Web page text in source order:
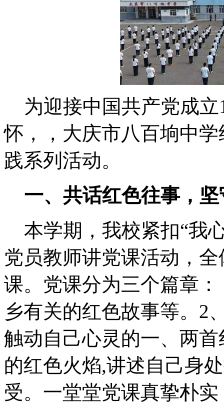
为迎接中国共产党成立
怀，，大庆市八百垧中
践系列活动。
一、共话红色往事，
本学期，我校紧扣“我
党员教师讲党课活动，
课。党课分为三个篇章
乡有关的红色故事等。2
触动自己心灵的一、两
的红色火焰,讲述自己身
受。一堂堂党课真挚朴